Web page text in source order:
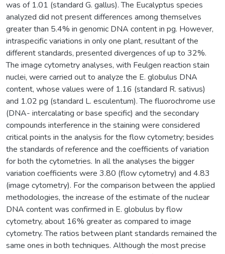
was of 1.01 (standard G. gallus). The Eucalyptus species
analyzed did not present differences among themselves
greater than 5.4% in genomic DNA content in pg. However,
intraspecific variations in only one plant, resultant of the
different standards, presented divergences of up to 32%.
The image cytometry analyses, with Feulgen reaction stain
nuclei, were carried out to analyze the E. globulus DNA
content, whose values were of 1.16 (standard R. sativus)
and 1.02 pg (standard L. esculentum). The fluorochrome use
(DNA- intercalating or base specific) and the secondary
compounds interference in the staining were considered
critical points in the analysis for the flow cytometry; besides
the standards of reference and the coefficients of variation
for both the cytometries. In all the analyses the bigger
variation coefficients were 3.80 (flow cytometry) and 4.83
(image cytometry). For the comparison between the applied
methodologies, the increase of the estimate of the nuclear
DNA content was confirmed in E. globulus by flow
cytometry, about 16% greater as compared to image
cytometry. The ratios between plant standards remained the
same ones in both techniques. Although the most precise